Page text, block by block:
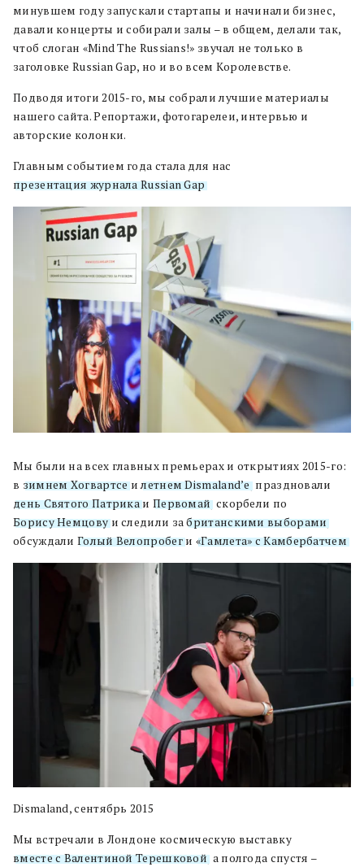
минувшем году запускали стартапы и начинали бизнес,
давали концерты и собирали залы – в общем, делали так,
чтоб слоган «Mind The Russians!» звучал не только в
заголовке Russian Gap, но и во всем Королевстве.
Подводя итоги 2015-го, мы собрали лучшие материалы
нашего сайта. Репортажи, фотогарелеи, интервью и
авторские колонки.
Главным событием года стала для нас
презентация журнала Russian Gap.
Мы были на всех главных премьерах и открытиях 2015-го:
в зимнем Хогвартсеилетнем Dismaland’е, праздновали
день Святого Патрикаи Первомай, скорбели по
Борису Немцовуи следили забританскими выборами,
обсуждалиГолый Велопробеги «Гамлета» с Камбербатчем.
Dismaland, сентябрь 2015
Мы встречали в Лондоне космическую выставку
вместе с Валентиной Терешковой, а полгода спустя –